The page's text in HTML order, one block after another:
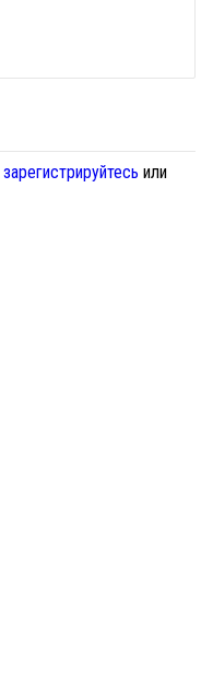
зарегистрируйтесь или